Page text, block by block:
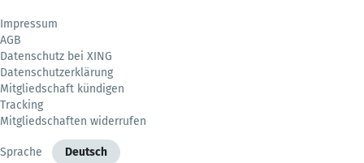
Impressum
AGB
Datenschutz bei XING
Datenschutzerklärung
Mitgliedschaft kündigen
Tracking
Mitgliedschaften widerrufen
Sprache Deutsch